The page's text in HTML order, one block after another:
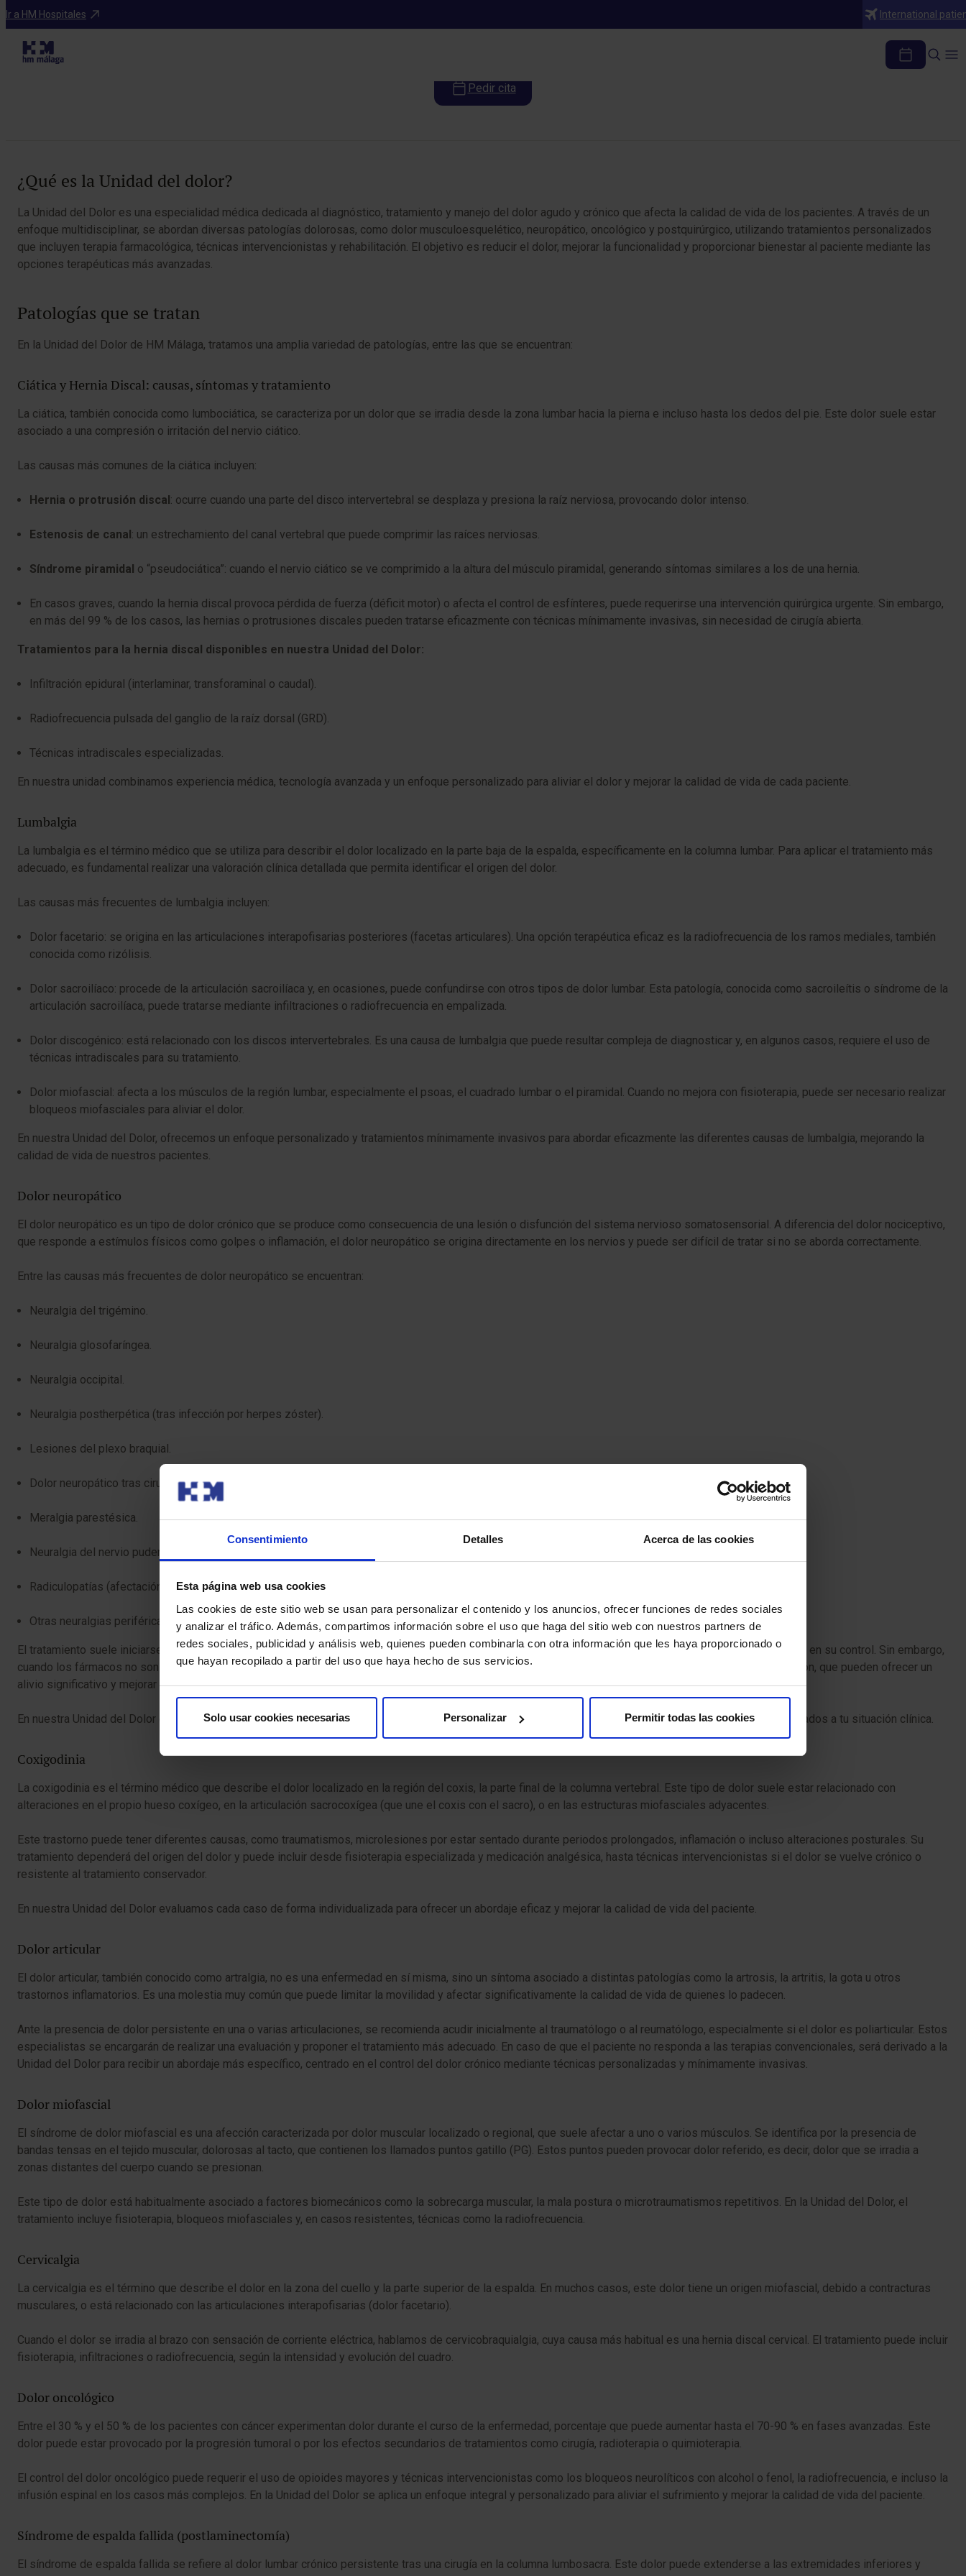
Consentimiento Detalles Acerca de las cookies
Esta página web usa cookies
Las cookies de este sitio web se usan para personalizar el contenido y los anuncios, ofrecer funciones de redes sociales
y analizar el tráfico. Además, compartimos información sobre el uso que haga del sitio web con nuestros partners de
redes sociales, publicidad y análisis web, quienes pueden combinarla con otra información que les haya proporcionado o
que hayan recopilado a partir del uso que haya hecho de sus servicios.
Solo usar cookies necesarias Personalizar Permitir todas las cookies
Ir a HM Hospitales International
Programas médicos
Unidad del dolor
Pedir cita
¿Qué es la Unidad del dolor?
La Unidad del Dolor es una especialidad médica dedicada al diagnóstico, tratamiento y manejo del dolor agudo y crónico que afecta la calidad de vida de los pacientes. A través de un
enfoque multidisciplinar, se abordan diversas patologías dolorosas, como dolor musculoesquelético, neuropático, oncológico y postquirúrgico, utilizando tratamientos personalizados
que incluyen terapia farmacológica, técnicas intervencionistas y rehabilitación. El objetivo es reducir el dolor, mejorar la funcionalidad y proporcionar bienestar al paciente mediante las
opciones terapéuticas más avanzadas.
Patologías que se tratan
En la Unidad del Dolor de HM Málaga, tratamos una amplia variedad de patologías, entre las que se encuentran:
Ciática y Hernia Discal: causas, síntomas y tratamiento
La ciática, también conocida como lumbociática, se caracteriza por un dolor que se irradia desde la zona lumbar hacia la pierna e incluso hasta los dedos del pie. Este dolor suele estar
asociado a una compresión o irritación del nervio ciático.
Las causas más comunes de la ciática incluyen:
Hernia o protrusión discal: ocurre cuando una parte del disco intervertebral se desplaza y presiona la raíz nerviosa, provocando dolor intenso.
Estenosis de canal: un estrechamiento del canal vertebral que puede comprimir las raíces nerviosas.
Síndrome piramidal o “pseudociática”: cuando el nervio ciático se ve comprimido a la altura del músculo piramidal, generando síntomas similares a los de una hernia.
En casos graves, cuando la hernia discal provoca pérdida de fuerza (déficit motor) o afecta el control de esfínteres, puede requerirse una intervención quirúrgica urgente. Sin embargo,
en más del 99 % de los casos, las hernias o protrusiones discales pueden tratarse eficazmente con técnicas mínimamente invasivas, sin necesidad de cirugía abierta.
Tratamientos para la hernia discal disponibles en nuestra Unidad del Dolor:
Infiltración epidural (interlaminar, transforaminal o caudal).
Radiofrecuencia pulsada del ganglio de la raíz dorsal (GRD).
Técnicas intradiscales especializadas.
En nuestra unidad combinamos experiencia médica, tecnología avanzada y un enfoque personalizado para aliviar el dolor y mejorar la calidad de vida de cada paciente.
Lumbalgia
La lumbalgia es el término médico que se utiliza para describir el dolor localizado en la parte baja de la espalda, específicamente en la columna lumbar. Para aplicar el tratamiento más
adecuado, es fundamental realizar una valoración clínica detallada que permita identificar el origen del dolor.
Las causas más frecuentes de lumbalgia incluyen:
Dolor facetario: se origina en las articulaciones interapofisarias posteriores (facetas articulares). Una opción terapéutica eficaz es la radiofrecuencia de los ramos mediales, también
conocida como rizólisis.
Dolor sacroilíaco: procede de la articulación sacroilíaca y, en ocasiones, puede confundirse con otros tipos de dolor lumbar. Esta patología, conocida como sacroileítis o síndrome de la
articulación sacroilíaca, puede tratarse mediante infiltraciones o radiofrecuencia en empalizada.
Dolor discogénico: está relacionado con los discos intervertebrales. Es una causa de lumbalgia que puede resultar compleja de diagnosticar y, en algunos casos, requiere el uso de
técnicas intradiscales para su tratamiento.
Dolor miofascial: afecta a los músculos de la región lumbar, especialmente el psoas, el cuadrado lumbar o el piramidal. Cuando no mejora con fisioterapia, puede ser necesario realizar
bloqueos miofasciales para aliviar el dolor.
En nuestra Unidad del Dolor, ofrecemos un enfoque personalizado y tratamientos mínimamente invasivos para abordar eficazmente las diferentes causas de lumbalgia, mejorando la
calidad de vida de nuestros pacientes.
Dolor neuropático
El dolor neuropático es un tipo de dolor crónico que se produce como consecuencia de una lesión o disfunción del sistema nervioso somatosensorial. A diferencia del dolor nociceptivo,
que responde a estímulos físicos como golpes o inflamación, el dolor neuropático se origina directamente en los nervios y puede ser difícil de tratar si no se aborda correctamente.
Entre las causas más frecuentes de dolor neuropático se encuentran:
Neuralgia del trigémino.
Neuralgia glosofaríngea.
Neuralgia occipital.
Neuralgia postherpética (tras infección por herpes zóster).
Lesiones del plexo braquial.
Dolor neuropático tras cirugía de hernia inguinal (postherniorrafia).
Meralgia parestésica.
Neuralgia del nervio pudendo.
Radiculopatías (afectación de raíces nerviosas).
Otras neuralgias periféricas.
El tratamiento suele iniciarse con medicamentos específicos para este tipo de dolor, como anticonvulsivantes o antidepresivos, que han demostrado eficacia en su control. Sin embargo,
cuando los fármacos no son suficientes, existen técnicas intervencionistas avanzadas como la radiofrecuencia, los bloqueos nerviosos o la neuroestimulación, que pueden ofrecer un
alivio significativo y mejorar la calidad de vida del paciente.
En nuestra Unidad del Dolor contamos con especialistas en el manejo del dolor neuropático, que te ofrecerán un enfoque personalizado y tratamientos adaptados a tu situación clínica.
Coxigodinia
La coxigodinia es el término médico que describe el dolor localizado en la región del coxis, la parte final de la columna vertebral. Este tipo de dolor suele estar relacionado con
alteraciones en el propio hueso coxígeo, en la articulación sacrocoxígea (que une el coxis con el sacro), o en las estructuras miofasciales adyacentes.
Este trastorno puede tener diferentes causas, como traumatismos, microlesiones por estar sentado durante periodos prolongados, inflamación o incluso alteraciones posturales. Su
tratamiento dependerá del origen del dolor y puede incluir desde fisioterapia especializada y medicación analgésica, hasta técnicas intervencionistas si el dolor se vuelve crónico o
resistente al tratamiento conservador.
En nuestra Unidad del Dolor evaluamos cada caso de forma individualizada para ofrecer un abordaje eficaz y mejorar la calidad de vida del paciente.
Dolor articular
El dolor articular, también conocido como artralgia, no es una enfermedad en sí misma, sino un síntoma asociado a distintas patologías como la artrosis, la artritis, la gota u otros
trastornos inflamatorios. Es una molestia muy común que puede limitar la movilidad y afectar significativamente la calidad de vida de quienes lo padecen.
Ante la presencia de dolor persistente en una o varias articulaciones, se recomienda acudir inicialmente al traumatólogo o al reumatólogo, especialmente si el dolor es poliarticular. Estos
especialistas se encargarán de realizar una evaluación y proponer el tratamiento más adecuado. En caso de que el paciente no responda a las terapias convencionales, será derivado a la
Unidad del Dolor para recibir un abordaje más específico, centrado en el control del dolor crónico mediante técnicas personalizadas y mínimamente invasivas.
Dolor miofascial
El síndrome de dolor miofascial es una afección caracterizada por dolor muscular localizado o regional, que suele afectar a uno o varios músculos. Se identifica por la presencia de
bandas tensas en el tejido muscular, dolorosas al tacto, que contienen los llamados puntos gatillo (PG). Estos puntos pueden provocar dolor referido, es decir, dolor que se irradia a
zonas distantes del cuerpo cuando se presionan.
Este tipo de dolor está habitualmente asociado a factores biomecánicos como la sobrecarga muscular, la mala postura o microtraumatismos repetitivos. En la Unidad del Dolor, el
tratamiento incluye fisioterapia, bloqueos miofasciales y, en casos resistentes, técnicas como la radiofrecuencia.
Cervicalgia
La cervicalgia es el término que describe el dolor en la zona del cuello y la parte superior de la espalda. En muchos casos, este dolor tiene un origen miofascial, debido a contracturas
musculares, o está relacionado con las articulaciones interapofisarias (dolor facetario).
Cuando el dolor se irradia al brazo con sensación de corriente eléctrica, hablamos de cervicobraquialgia, cuya causa más habitual es una hernia discal cervical. El tratamiento puede incluir
fisioterapia, infiltraciones o radiofrecuencia, según la intensidad y evolución del cuadro.
Dolor oncológico
Entre el 30 % y el 50 % de los pacientes con cáncer experimentan dolor durante el curso de la enfermedad, porcentaje que puede aumentar hasta el 70-90 % en fases avanzadas. Este
dolor puede estar provocado por la progresión tumoral o por los efectos secundarios de tratamientos como cirugía, radioterapia o quimioterapia.
El control del dolor oncológico puede requerir el uso de opioides mayores y técnicas intervencionistas como los bloqueos neurolíticos con alcohol o fenol, la radiofrecuencia, e incluso la
infusión espinal en los casos más complejos. En la Unidad del Dolor se aplica un enfoque integral y personalizado para aliviar el sufrimiento y mejorar la calidad de vida del paciente.
Síndrome de espalda fallida (postlaminectomía)
El síndrome de espalda fallida se refiere al dolor lumbar crónico persistente tras una cirugía en la columna lumbosacra. Este dolor puede extenderse a las extremidades inferiores y